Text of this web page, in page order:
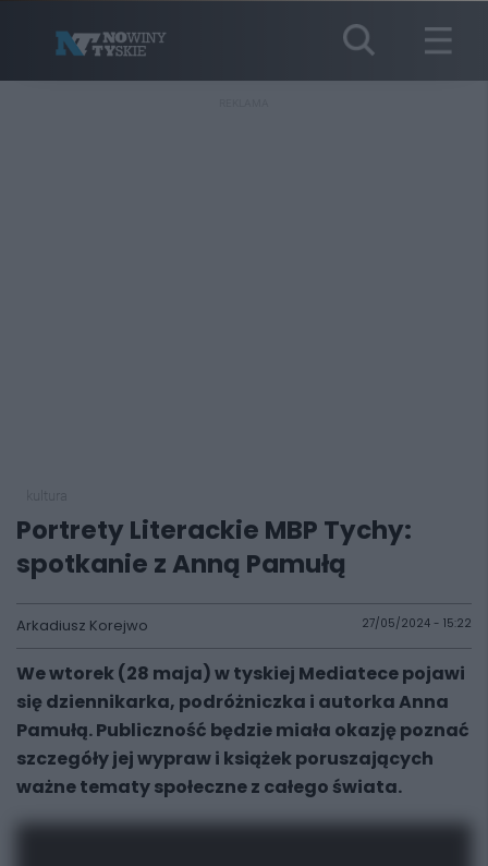
Portrety Literackie MBP Tychy:
spotkanie z Anną Pamułą
Arkadiusz Korejwo 27/05/2024 - 15:22
We wtorek (28 maja) w tyskiej Mediatece pojawi
się dziennikarka, podróżniczka i autorka Anna
Pamułą. Publiczność będzie miała okazję poznać
szczegóły jej wypraw i książek poruszających
ważne tematy społeczne z całego świata.